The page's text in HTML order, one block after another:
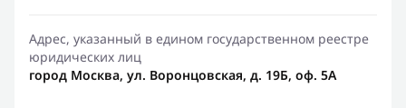
Адрес, указанный в едином государственном реестре
юридических лиц
город Москва, ул. Воронцовская, д. 19Б, оф. 5А